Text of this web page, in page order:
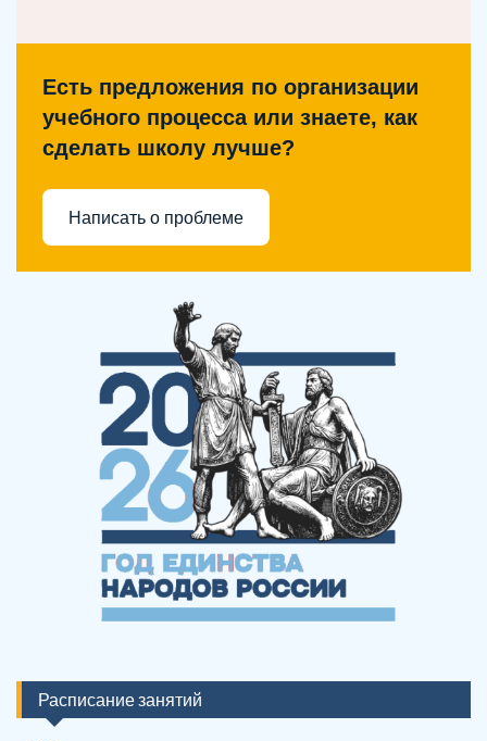
Есть предложения по организации
учебного процесса или знаете, как
сделать школу лучше?
Написать о проблеме
Расписание занятий